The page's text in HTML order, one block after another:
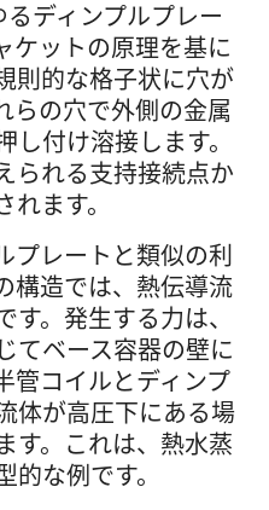
ディンプルプレー
ケットの原理を基に
則的な格子状に穴が
らの穴で外側の金属
付け溶接します。
られる支持接続点か
ます。
プレートと類似の利
構造では、熱伝導流
。発生する力は、
てベース容器の壁に
管コイルとディンプ
体が高圧下にある場
す。これは、熱水蒸
な例です。